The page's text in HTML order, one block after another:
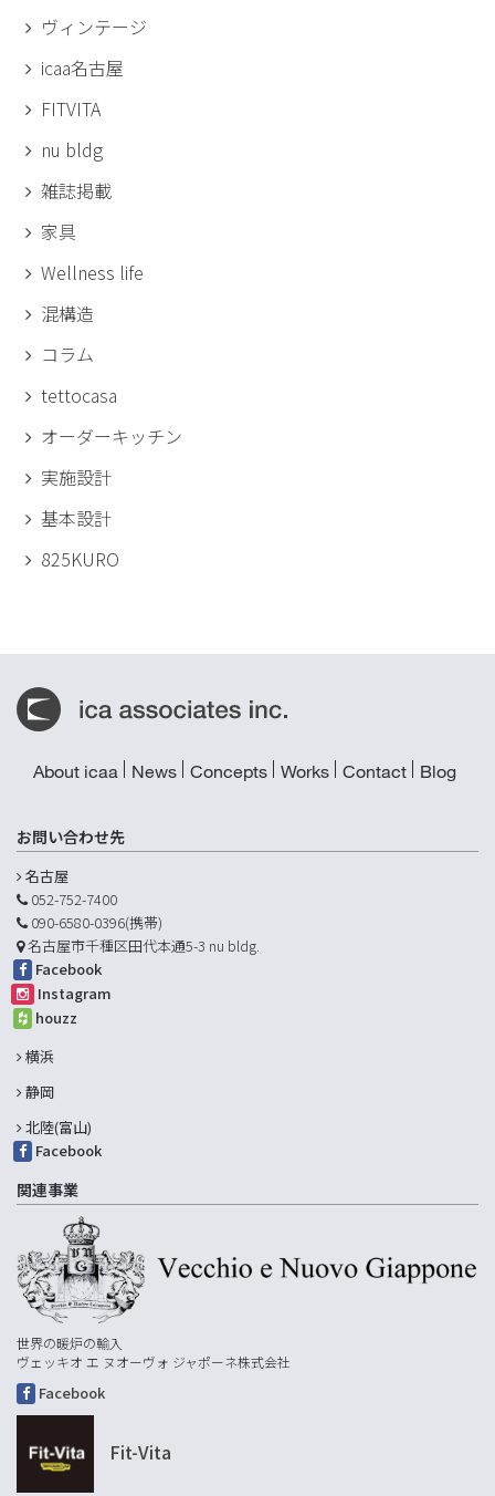
ヴィンテージ
icaa名古屋
FITVITA
nu bldg
雑誌掲載
家具
Wellness life
混構造
コラム
tettocasa
オーダーキッチン
実施設計
基本設計
825KURO
About icaa News Concepts Works Contact Blog
お問い合わせ先
名古屋
052-752-7400
090-6580-0396(携帯)
名古屋市千種区田代本通5-3 nu bldg.
Facebook
Instagram
houzz
横浜
静岡
北陸(富山)
Facebook
関連事業
世界の暖炉の輸入
ヴェッキオ エ ヌオーヴォ ジャポーネ株式会社
Facebook
Fit-Vita